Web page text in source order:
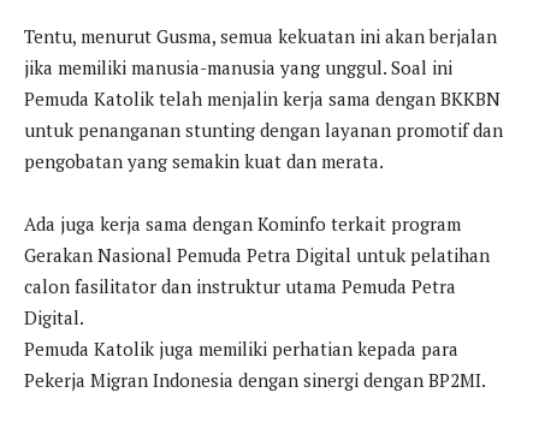
Tentu, menurut Gusma, semua kekuatan ini akan berjalan
jika memiliki manusia-manusia yang unggul. Soal ini
Pemuda Katolik telah menjalin kerja sama dengan BKKBN
untuk penanganan stunting dengan layanan promotif dan
pengobatan yang semakin kuat dan merata.
Ada juga kerja sama dengan Kominfo terkait program
Gerakan Nasional Pemuda Petra Digital untuk pelatihan
calon fasilitator dan instruktur utama Pemuda Petra
Digital.
Pemuda Katolik juga memiliki perhatian kepada para
Pekerja Migran Indonesia dengan sinergi dengan BP2MI.